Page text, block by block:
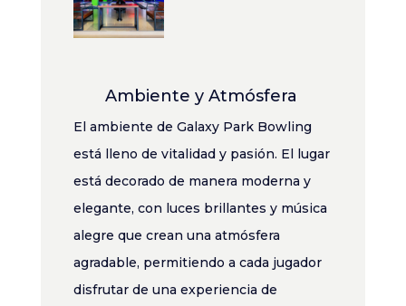
Ambiente y Atmósfera
El ambiente de Galaxy Park Bowling
está lleno de vitalidad y pasión. El lugar
está decorado de manera moderna y
elegante, con luces brillantes y música
alegre que crean una atmósfera
agradable, permitiendo a cada jugador
disfrutar de una experiencia de